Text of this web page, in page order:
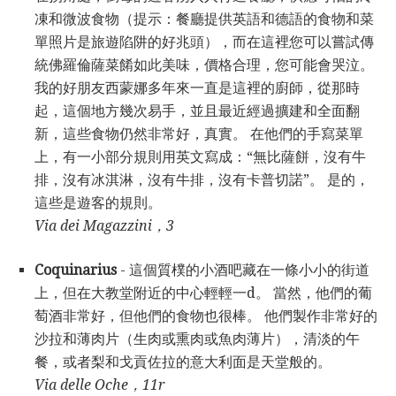
凍和微波食物（提示：餐廳提供英語和德語的食物和菜
單照片是旅遊陷阱的好兆頭），而在這裡您可以嘗試傳
統佛羅倫薩菜餚如此美味，價格合理，您可能會哭泣。
我的好朋友西蒙娜多年來一直是這裡的廚師，從那時
起，這個地方幾次易手，並且最近經過擴建和全面翻
新，這些食物仍然非常好，真實。 在他們的手寫菜單
上，有一小部分規則用英文寫成：“無比薩餅，沒有牛
排，沒有冰淇淋，沒有牛排，沒有卡普切諾”。 是的，
這些是遊客的規則。
Via dei Magazzini，3
Coquinarius- 這個質樸的小酒吧藏在一條小小的街道
上，但在大教堂附近的中心輕輕一d。 當然，他們的葡
萄酒非常好，但他們的食物也很棒。 他們製作非常好的
沙拉和薄肉片（生肉或熏肉或魚肉薄片），清淡的午
餐，或者梨和戈貢佐拉的意大利面是天堂般的。
Via delle Oche，11r